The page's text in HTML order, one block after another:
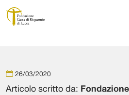
Navigazione principale
26/03/2020
Articolo scritto da: